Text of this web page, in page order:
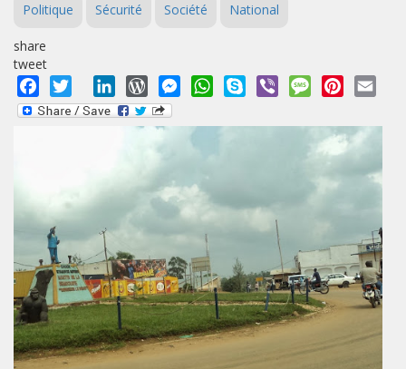
Politique Sécurité Société National
share
tweet
Facebook
Twitter LinkedInWordPressMessengerWhatsApp
Skype Viber MessagePinterest